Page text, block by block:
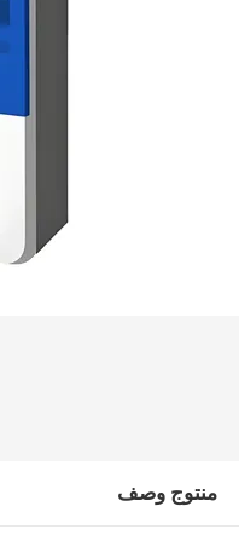
منتوج وصف